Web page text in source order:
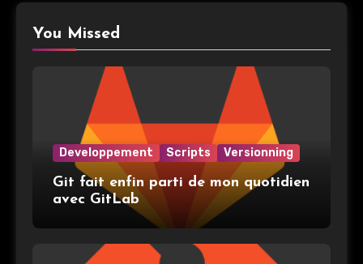
You Missed
Developpement Scripts Versionning
Git fait enfin parti de mon quotidien
avec GitLab